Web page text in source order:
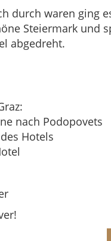
durch waren ging
Steiermark und
abgedreht.
Graz:
nach
des Hotels